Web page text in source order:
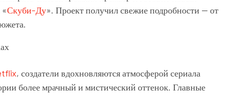
Скуби-Ду». Проект получил свежие подробности — от
, создатели вдохновляются атмосферой сериала
более мрачный и мистический оттенок. Главные